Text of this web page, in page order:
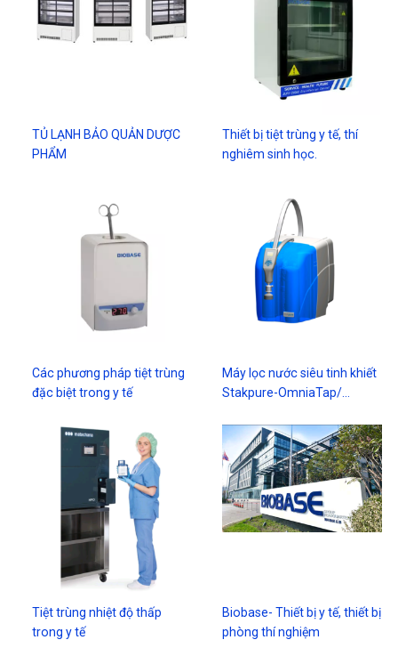
TỦ LẠNH BẢO QUẢN DƯỢC
PHẨM
Thiết bị tiệt trùng y tế, thí
nghiêm sinh học.
Các phương pháp tiệt trùng
đặc biệt trong y tế
Máy lọc nước siêu tinh khiết
Stakpure-OmniaTap/…
Tiệt trùng nhiệt độ thấp
trong y tế
Biobase- Thiết bị y tế, thiết bị
phòng thí nghiệm